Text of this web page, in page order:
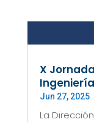
X
Ingeniería
Jun 27, 2025
La